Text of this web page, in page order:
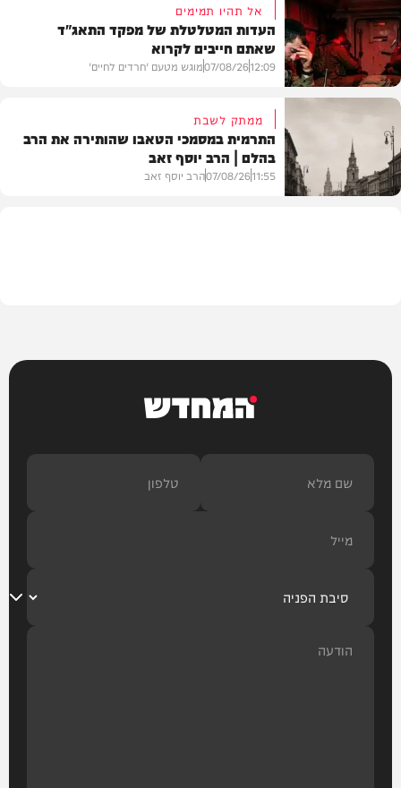
וידאו
דעות
אל תהיו תמימים
העדות המטלטלת של מפקד התאג"ד
שאתם חייבים לקרוא
12:09
07/08/26מוגש מטעם 'חרדים לחיים'
ממתק לשבת
התרמית במסמכי הטאבו שהותירה את הרב
בהלם | הרב יוסף זאב
11:55
07/08/26הרב יוסף זאב
המחדש